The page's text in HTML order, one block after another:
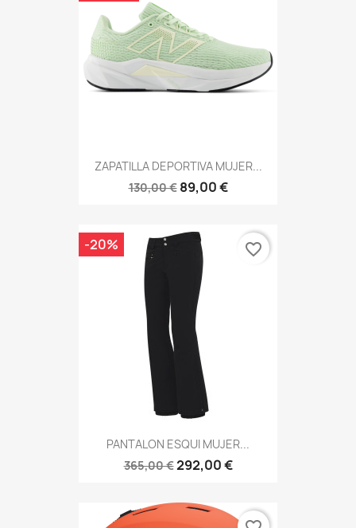
ZAPATILLA DEPORTIVA MUJER...
130,00 € 89,00 €
PANTALON ESQUI MUJER...
365,00 €292,00 €
-20% favorite_border